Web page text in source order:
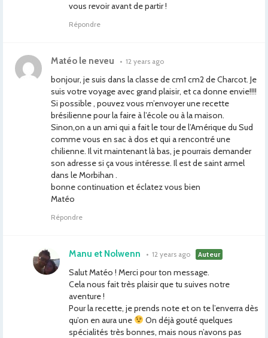
vous revoir avant de partir !
Répondre
Matéo le neveu • 12 years ago
bonjour, je suis dans la classe de cm1 cm2 de Charcot. Je
suis votre voyage avec grand plaisir, et ca donne envie!!!!
Si possible , pouvez vous m’envoyer une recette
brésilienne pour la faire à l’école ou à la maison.
Sinon,on a un ami qui a fait le tour de l’Amérique du Sud
comme vous en sac à dos et qui a rencontré une
chilienne. Il vit maintenant là bas, je pourrais demander
son adresse si ça vous intéresse. Il est de saint armel
dans le Morbihan .
bonne continuation et éclatez vous bien
Matéo
Répondre
Manu et Nolwenn • 12 years ago Auteur
Salut Matéo ! Merci pour ton message.
Cela nous fait très plaisir que tu suives notre
aventure !
Pour la recette, je prends note et on te l’enverra dès
qu’on en aura une
On déjà gouté quelques
spécialités très bonnes, mais nous n’avons pas